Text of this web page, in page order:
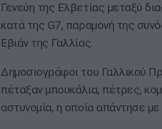
Γενεύη της Ελβετίας μεταξύ
κατά της G7, παραμονή της
Εβιάν της Γαλλίας.
Δημοσιογράφοι του Γαλλικού
πέταξαν μπουκάλια, πέτρες,
αστυνομία, η οποία απάντησε